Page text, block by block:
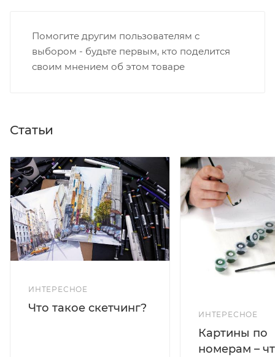
Помогите другим пользователям с
выбором - будьте первым, кто поделится
своим мнением об этом товаре
Статьи
ИНТЕРЕСНОЕ
Что такое скетчинг?
ИНТЕРЕСНОЕ
Картины по
номерам –